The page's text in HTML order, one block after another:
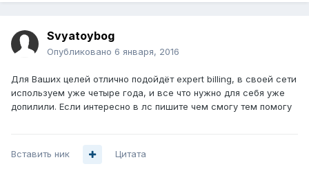
Svyatoybog
Опубликовано 6 января, 2016
Для Ваших целей отлично подойдёт expert billing, в своей сети
используем уже четыре года, и все что нужно для себя уже
допилили. Если интересно в лс пишите чем смогу тем помогу
Вставить ник Цитата